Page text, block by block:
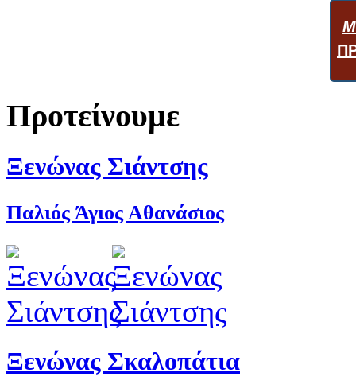
Προτείνουμε
Ξενώνας Σιάντσης
Παλιός Άγιος Αθανάσιος
Ξενώνας Σκαλοπάτια